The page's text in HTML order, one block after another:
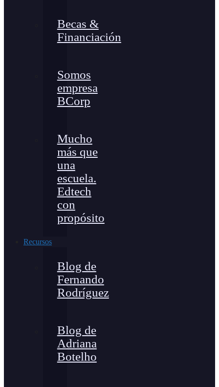
Becas &
Financiación
Somos
empresa
BCorp
Mucho
más que
una
escuela.
Edtech
con
propósito
Recursos
Blog de
Fernando
Rodríguez
Blog de
Adriana
Botelho